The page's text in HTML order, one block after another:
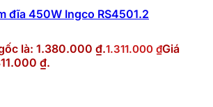
đĩa 450W Ingco RS4501.2
là: 1.380.000 ₫.1.311.000 ₫Giá
₫.